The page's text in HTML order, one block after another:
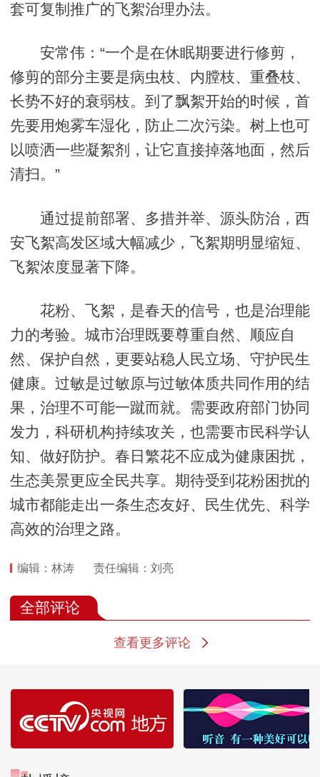
套可复制推广的飞絮治理办法。
安常伟：“一个是在休眠期要进行修剪，
修剪的部分主要是病虫枝、内膛枝、重叠枝、
长势不好的衰弱枝。到了飘絮开始的时候，首
先要用炮雾车湿化，防止二次污染。树上也可
以喷洒一些凝絮剂，让它直接掉落地面，然后
清扫。”
通过提前部署、多措并举、源头防治，西
安飞絮高发区域大幅减少，飞絮期明显缩短、
飞絮浓度显著下降。
花粉、飞絮，是春天的信号，也是治理能
力的考验。城市治理既要尊重自然、顺应自
然、保护自然，更要站稳人民立场、守护民生
健康。过敏是过敏原与过敏体质共同作用的结
果，治理不可能一蹴而就。需要政府部门协同
发力，科研机构持续攻关，也需要市民科学认
知、做好防护。春日繁花不应成为健康困扰，
生态美景更应全民共享。期待受到花粉困扰的
城市都能走出一条生态友好、民生优先、科学
高效的治理之路。
编辑：林涛 责任编辑：刘亮
全部评论
查看更多评论